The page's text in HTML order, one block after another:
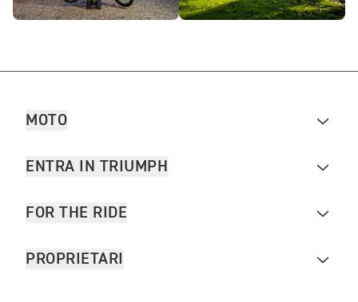
MOTO
ENTRA IN TRIUMPH
FOR THE RIDE
PROPRIETARI